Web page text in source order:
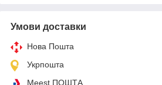
Умови доставки
Нова Пошта
Укрпошта
Meest ПОШТА